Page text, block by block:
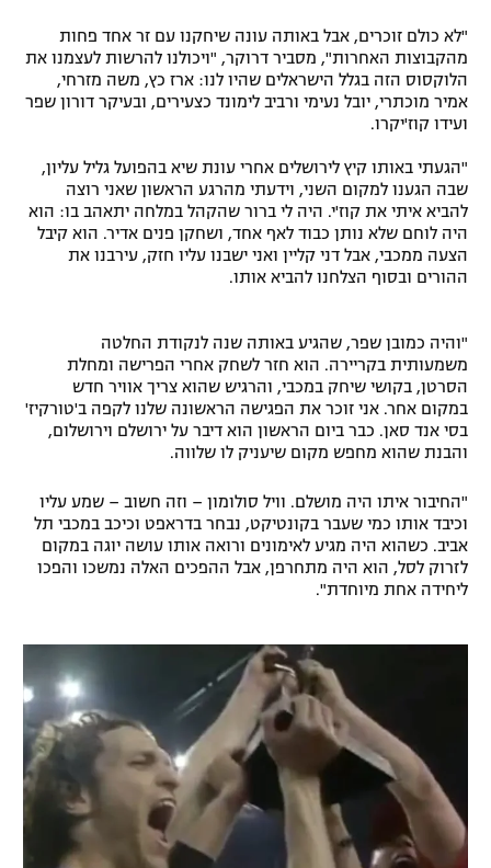
"לא כולם זוכרים, אבל באותה עונה שיחקנו עם זר אחד פחות
מהקבוצות האחרות", מסביר דרוקר, "ויכולנו להרשות לעצמנו את
הלוקסוס הזה בגלל הישראלים שהיו לנו: ארז כץ, משה מזרחי,
אמיר מוכתרי, יובל נעימי ורביב לימונד כצעירים, ובעיקר דורון שפר
ועידו קוז'יקרו.
"הגעתי באותו קיץ לירושלים אחרי עונת שיא בהפועל גליל עליון,
שבה הגענו למקום השני, וידעתי מהרגע הראשון שאני רוצה
להביא איתי את קוז'י. היה לי ברור שהקהל במלחה יתאהב בו: הוא
היה לוחם שלא נותן כבוד לאף אחד, ושחקן פנים אדיר. הוא קיבל
הצעה ממכבי, אבל דני קליין ואני ישבנו עליו חזק, עירבנו את
ההורים ובסוף הצלחנו להביא אותו.
"והיה כמובן שפר, שהגיע באותה שנה לנקודת החלטה
משמעותית בקריירה. הוא חזר לשחק אחרי הפרישה ומחלת
הסרטן, בקושי שיחק במכבי, והרגיש שהוא צריך אוויר חדש
במקום אחר. אני זוכר את הפגישה הראשונה שלנו לקפה ב'טורקיז'
בסי אנד סאן. כבר ביום הראשון הוא דיבר על ירושלם וירושלום,
והבנת שהוא מחפש מקום שיעניק לו שלווה.
"החיבור איתו היה מושלם. וויל סולומון – וזה חשוב – שמע עליו
וכיבד אותו כמי שעבר בקונטיקט, נבחר בדראפט וכיכב במכבי תל
אביב. כשהוא היה מגיע לאימונים ורואה אותו עושה יוגה במקום
לזרוק לסל, הוא היה מתחרפן, אבל ההפכים האלה נמשכו והפכו
ליחידה אחת מיוחדת".